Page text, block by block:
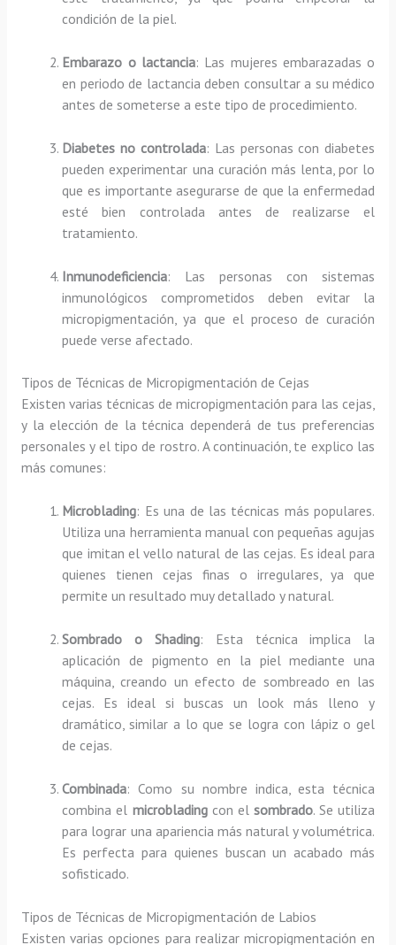
condición de la piel.
Embarazo o lactancia: Las mujeres embarazadas o
en periodo de lactancia deben consultar a su médico
antes de someterse a este tipo de procedimiento.
Diabetes no controlada: Las personas con diabetes
pueden experimentar una curación más lenta, por lo
que es importante asegurarse de que la enfermedad
esté bien controlada antes de realizarse el
tratamiento.
Inmunodeficiencia: Las personas con sistemas
inmunológicos comprometidos deben evitar la
micropigmentación, ya que el proceso de curación
puede verse afectado.
Tipos de Técnicas de Micropigmentación de Cejas
Existen varias técnicas de micropigmentación para las cejas,
y la elección de la técnica dependerá de tus preferencias
personales y el tipo de rostro. A continuación, te explico las
más comunes:
Microblading: Es una de las técnicas más populares.
Utiliza una herramienta manual con pequeñas agujas
que imitan el vello natural de las cejas. Es ideal para
quienes tienen cejas finas o irregulares, ya que
permite un resultado muy detallado y natural.
Sombrado o Shading: Esta técnica implica la
aplicación de pigmento en la piel mediante una
máquina, creando un efecto de sombreado en las
cejas. Es ideal si buscas un look más lleno y
dramático, similar a lo que se logra con lápiz o gel
de cejas.
Combinada: Como su nombre indica, esta técnica
combina el microbladingcon el sombrado. Se utiliza
para lograr una apariencia más natural y volumétrica.
Es perfecta para quienes buscan un acabado más
sofisticado.
Tipos de Técnicas de Micropigmentación de Labios
Existen varias opciones para realizar micropigmentación en